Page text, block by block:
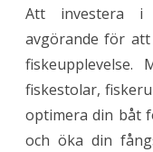
Att investera i
avgörande för
fiskestolar,
optimera din båt
och öka din